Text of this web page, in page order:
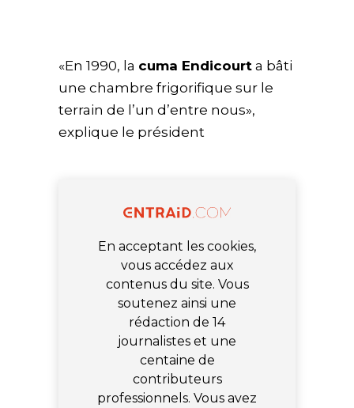
«En 1990, la cuma Endicourt a bâti
une chambre frigorifique sur le
terrain de l’un d’entre nous»,
explique le président
En acceptant les cookies,
vous accédez aux
contenus du site. Vous
soutenez ainsi une
rédaction de 14
journalistes et une
centaine de
contributeurs
professionnels. Vous avez